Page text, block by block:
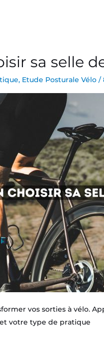
sa selle
, Etude Posturale Vélo /
vos sorties à vélo.
votre type de pratique